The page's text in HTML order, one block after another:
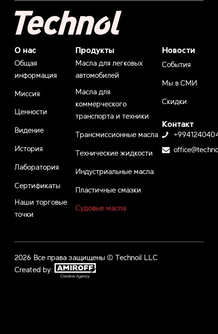
О нас
Общая
информация
Миссия
Ценности
Видение
История
Лаборатория
Сертификаты
Наши торговые
точки
Продукты
Масла для легковых
автомобилей
Масла для
коммерческого
транспорта и техники
Трансмиссионные масла
Технические жидкости
Индустриальные масла
Пластичные смазки
Судовые масла
Новости
События
Мы в СМИ
Скидки
Контакт
2026 Все права защищены © Technoil LLC
Created by: